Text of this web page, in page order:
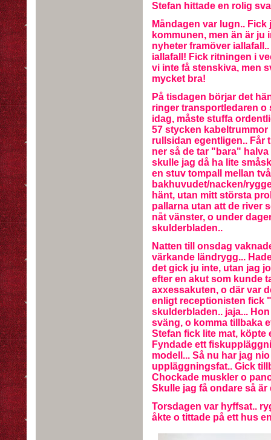
Stefan hittade en rolig
Måndagen var lugn..
kommunen, men än är ju
nyheter framöver
iallafall! Fick ritningen i
vi inte få stenskiva, men
mycket bra!
På tisdagen börjar det
ringer transportledaren o
idag, måste stuffa
57 stycken kabeltrummor
rullsidan egentligen.. Får
ner så de tar "bara" halva
skulle jag då ha lite
en stuv tompall mellan
bakhuvudet/nacken/
hänt, utan mitt största
pallarna utan att de river
nåt vänster, o under
skulderbladen..
Natten till onsdag
värkande ländrygg...
det gick ju inte, utan jag
efter en akut som kunde
axxessakuten, o där var
enligt receptionisten fick
skulderbladen.. jaja...
sväng, o komma tillbaka
Stefan fick lite mat,
Fyndade ett
modell... Så nu har jag
uppläggningsfat.. Gick
Chockade muskler o
Skulle jag få ondare så
Torsdagen var hyffsat..
åkte o tittade på ett hus